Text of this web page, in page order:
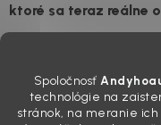
Spoločnosť
technológie na
stránok, na meranie ich
ktoré sa teraz reálne
Sobotné ráno, káva v ruke
niekoho nuda, pre nás
všetky tie fľaštičky,
pokaziť náladu. Dobrá